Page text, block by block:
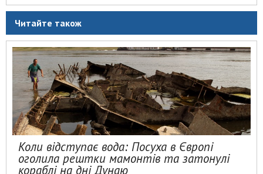
Читайте також
Коли відступає вода: Посуха в Європі
оголила рештки мамонтів та затонулі
кораблі на дні Дунаю